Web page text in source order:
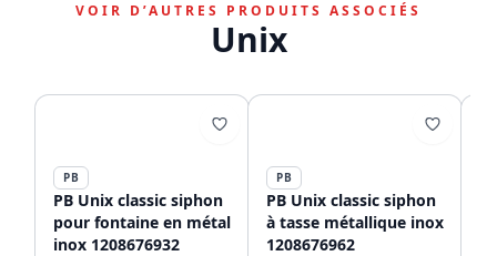
VOIR D’AUTRES PRODUITS ASSOCIÉS
Unix
PB
PB Unix classic siphon
pour fontaine en métal
inox 1208676932
PB
PB Unix classic siphon
à tasse métallique inox
1208676962